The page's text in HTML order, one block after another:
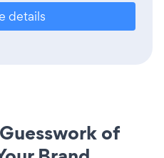
details
of